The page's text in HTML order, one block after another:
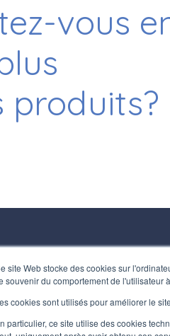
site Web stocke des cookies sur
souvenir du comportement de l'utilisateur
cookies sont utilisés pour améliorer le
particulier, ce site utilise des cookies
vous
produits?
CONTACTS
+39 0331 772410
+39 0331 797955